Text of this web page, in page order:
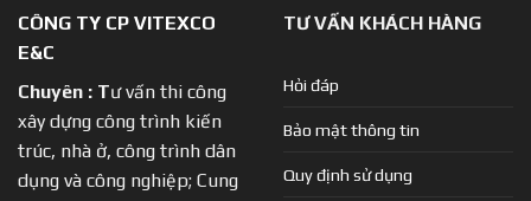
CÔNG TY CP VITEXCO
E&C
Chuyên : Tư vấn thi công
xây dựng công trình kiến
trúc, nhà ở, công trình dân
dụng và công nghiệp; Cung
TƯ VẤN KHÁCH HÀNG
Hỏi đáp
Bảo mật thông tin
Quy định sử dụng